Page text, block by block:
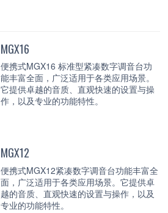
MGX16
便携式MGX16 标准型紧凑数字调音台功
能丰富全面，广泛适用于各类应用场景。
它提供卓越的音质、直观快速的设置与操
作，以及专业的功能特性。
MGX12
便携式MGX12紧凑数字调音台功能丰富全
面，广泛适用于各类应用场景。它提供卓
越的音质、直观快速的设置与操作，以及
专业的功能特性。